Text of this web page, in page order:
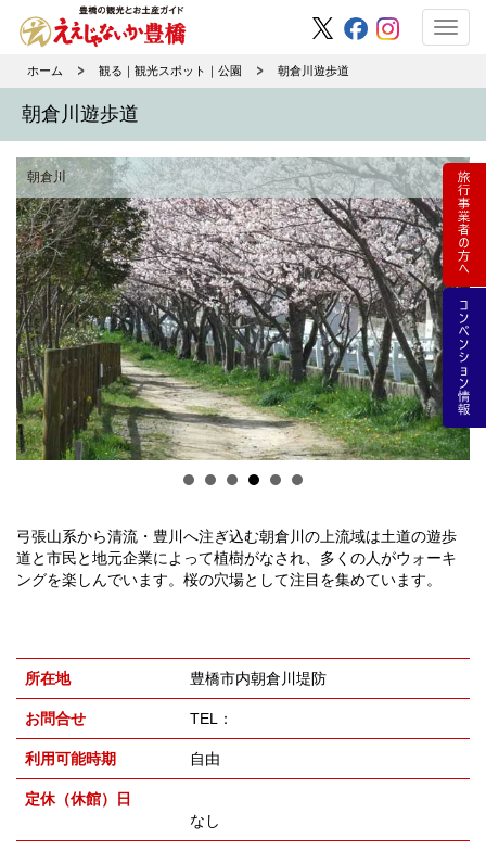
ホーム 観る｜観光スポット｜公園 朝倉川遊歩道
朝倉川遊歩道
朝倉川
弓張山系から清流・豊川へ注ぎ込む朝倉川の上流域は土道の遊歩
道と市民と地元企業によって植樹がなされ、多くの人がウォーキ
ングを楽しんでいます。桜の穴場として注目を集めています。
所在地 豊橋市内朝倉川堤防
お問合せ TEL：
利用可能時期 自由
定休（休館）日
なし